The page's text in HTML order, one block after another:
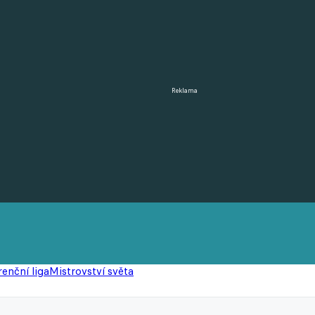
Reklama
ligaMistrovství světa